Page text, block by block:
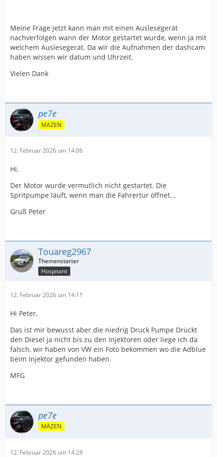
Meine Frage jetzt kann man mit einen Auslesegerät
nachverfolgen wann der Motor gestartet wurde, wenn ja mit
welchem Auslesegerät. Da wir die Aufnahmen der dashcam
haben wissen wir datum und Uhrzeit.
Vielen Dank
pe7e
MÄZEN
12. Februar 2026 um 14:06
Hi,
Der Motor wurde vermutlich nicht gestartet. Die
Spritpumpe läuft, wenn man die Fahrertür öffnet...
Gruß Peter
Touareg2967
Hospitant
12. Februar 2026 um 14:11
Hi Peter,
Das ist mir bewusst aber die niedrig Druck Pumpe Drückt
den Diesel ja nicht bis zu den Injektoren oder liege ich da
falsch, wir haben von VW ein Foto bekommen wo die Adblue
beim Injektor gefunden haben.
MFG
pe7e
MÄZEN
12. Februar 2026 um 14:28